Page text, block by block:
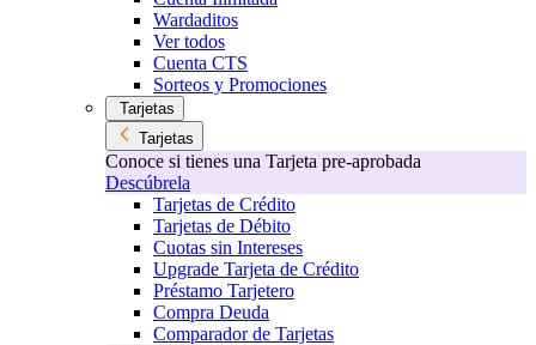
Wardaditos
Ver todos
Cuenta CTS
Sorteos y Promociones
Tarjetas
Tarjetas
Conoce si tienes una Tarjeta pre-aprobada
Descúbrela
Tarjetas de Crédito
Tarjetas de Débito
Cuotas sin Intereses
Upgrade Tarjeta de Crédito
Préstamo Tarjetero
Compra Deuda
Comparador de Tarjetas